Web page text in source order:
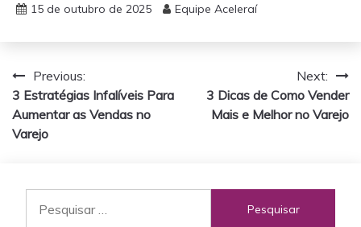
15 de outubro de 2025 Equipe Aceleraí
Navegação
de
Post
Previous:
3 Estratégias Infalíveis Para
Aumentar as Vendas no
Varejo
Next:
3 Dicas de Como Vender
Mais e Melhor no Varejo
por: